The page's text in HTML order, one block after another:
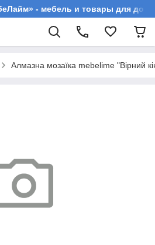
- мебель и товары для
Алмазна мозаїка mebelime "Вірний